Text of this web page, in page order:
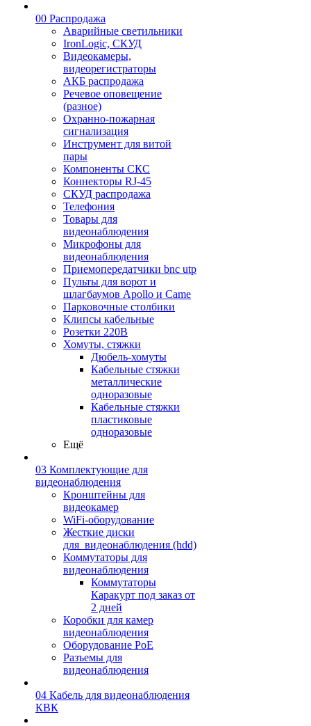
00 Распродажа
Аварийные светильники
IronLogic, СКУД
Видеокамеры,
видеорегистраторы
АКБ распродажа
Речевое оповещение
(разное)
Охранно-пожарная
сигнализация
Инструмент для витой
пары
Компоненты СКС
Коннекторы RJ-45
СКУД распродажа
Телефония
Товары для
видеонаблюдения
Микрофоны для
видеонаблюдения
Приемопередатчики bnc utp
Пульты для ворот и
шлагбаумов Apollo и Came
Парковочные столбики
Клипсы кабельные
Розетки 220В
Хомуты, стяжки
Дюбель-хомуты
Кабельные стяжки
металлические
одноразовые
Кабельные стяжки
пластиковые
одноразовые
Ещё
03 Комплектующие для
видеонаблюдения
Кронштейны для
видеокамер
WiFi-оборудование
Жесткие диски
для_видеонаблюдения (hdd)
Коммутаторы для
видеонаблюдения
Коммутаторы
Каракурт под заказ от
2 дней
Коробки для камер
видеонаблюдения
Оборудование PoE
Разъемы для
видеонаблюдения
04 Кабель для видеонаблюдения
КВК